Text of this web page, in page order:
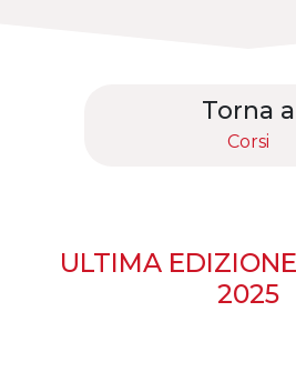
Torna a
Corsi
ULTIMA
2025